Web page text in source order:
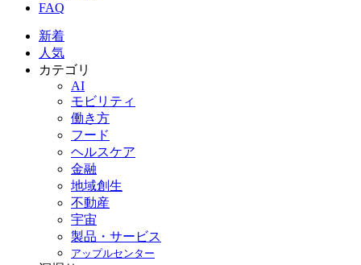
FAQ
新着
人気
カテゴリ
AI
モビリティ
働き方
フード
ヘルスケア
金融
地域創生
不動産
宇宙
製品・サービス
アップルセンター